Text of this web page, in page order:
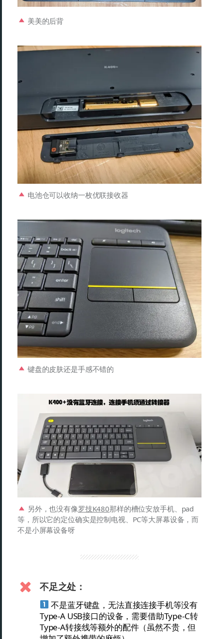
美美的后背
电池仓可以收纳一枚优联接收器
键盘的皮肤还是手感不错的
另外，也没有像罗技K480那样的槽位安放手机、pad
等，所以它的定位确实是控制电视、PC等大屏幕设备，而
不是小屏幕设备呀
不足之处：
不是蓝牙键盘，无法直接连接手机等没有
Type-A USB接口的设备，需要借助Type-C转
Type-A转接线等额外的配件（虽然不贵，但